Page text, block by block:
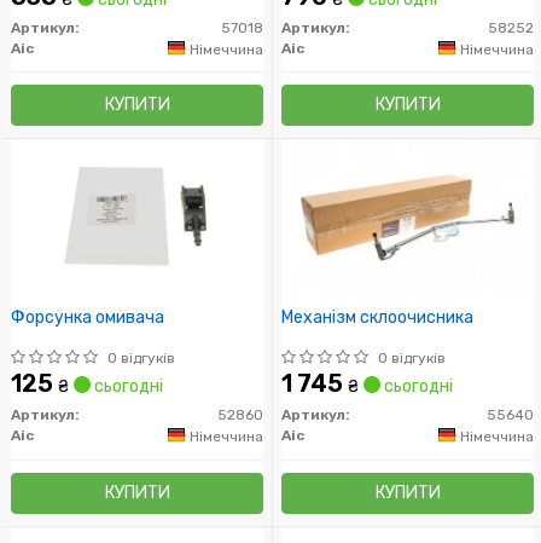
Артикул:
57018
Aic
Німеччина
КУПИТИ
Артикул:
58252
Aic
Німеччина
КУПИТИ
Форсунка омивача
0 відгуків
125 ₴ сьогодні
Артикул:
52860
Aic
Німеччина
КУПИТИ
Механізм склоочисника
0 відгуків
1 745 ₴ сьогодні
Артикул:
55640
Aic
Німеччина
КУПИТИ